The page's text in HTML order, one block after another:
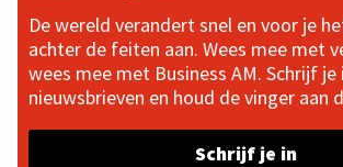
De wereld verandert snel en voor je
achter de feiten aan. Wees mee met
wees mee met Business AM. Schrijf je
nieuwsbrieven en houd de vinger aan
Schrijf je in